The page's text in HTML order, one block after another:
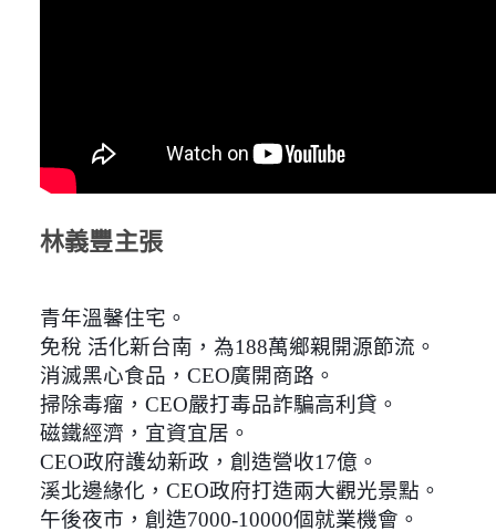
林義豐主張
青年溫馨住宅。
免稅 活化新台南，為188萬鄉親開源節流。
消滅黑心食品，CEO廣開商路。
掃除毒瘤，CEO嚴打毒品詐騙高利貸。
磁鐵經濟，宜資宜居。
CEO政府護幼新政，創造營收17億。
溪北邊緣化，CEO政府打造兩大觀光景點。
午後夜市，創造7000-10000個就業機會。